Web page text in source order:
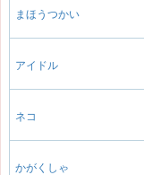
まほうつかい
アイドル
ネコ
かがくしゃ